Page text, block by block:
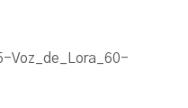
Voz_de_Lora_60-